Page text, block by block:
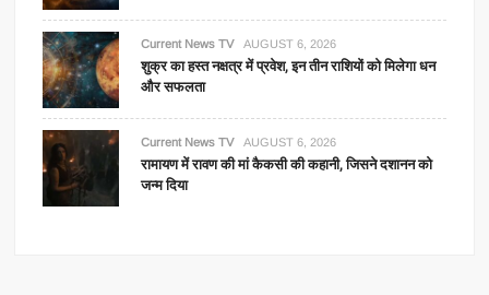
Current News TV AUGUST 6, 2026
शुक्र का हस्त नक्षत्र में प्रवेश, इन तीन राशियों को मिलेगा धन
और सफलता
Current News TV AUGUST 6, 2026
रामायण में रावण की मां कैकसी की कहानी, जिसने दशानन को
जन्म दिया